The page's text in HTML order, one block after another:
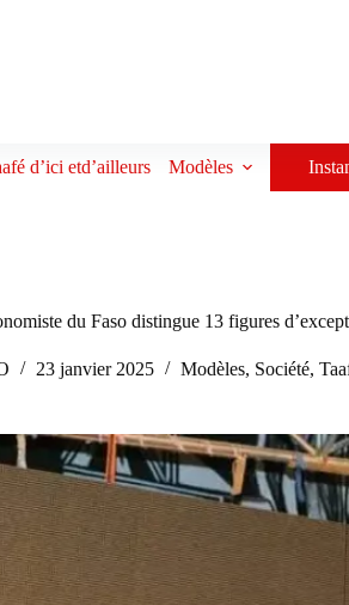
d’ici etd’ailleurs Modèles
du Faso distingue 13 figures
23 janvier 2025 Modèles, Société,